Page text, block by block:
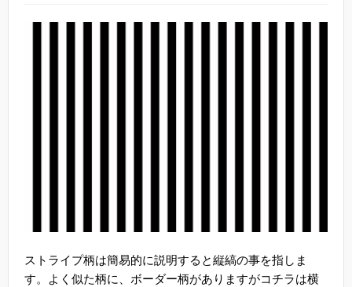
ストライプ柄は簡易的に説明すると縦縞の事を指しま
す。よく似た柄に、ボーダー柄がありますがコチラは横